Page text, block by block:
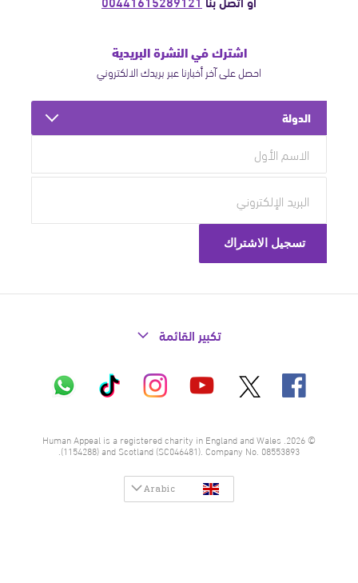
اشترك في النشرة البريدية
احصل على آخر أخبارنا عبر بريدك الالكتروني
الدولة
تكبير القائمة
فيسبوك يوتيوب إنستاغرام تيك
توك
واتساب
© 2026. Human Appeal is a registered charity in England and Wales
(1154288) and Scotland (SC046481). Company No. 08553893.
Arabic